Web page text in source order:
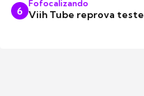
6
Fofocalizando
Viih Tube reprova